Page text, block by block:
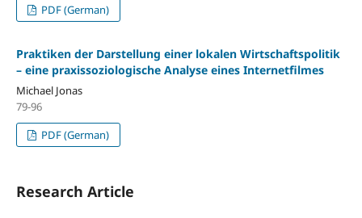
PDF (German)
Praktiken der Darstellung einer lokalen Wirtschaftspolitik
– eine praxissoziologische Analyse eines Internetfilmes
Michael Jonas
79-96
PDF (German)
Research Article